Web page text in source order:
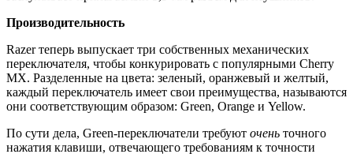
Производительность
Razer теперь выпускает три собственных механических
переключателя, чтобы конкурировать с популярными Cherry
MX. Разделенные на цвета: зеленый, оранжевый и желтый,
каждый переключатель имеет свои преимущества, называются
они соответствующим образом: Green, Orange и Yellow.
По сути дела, Green-переключатели требуют очень точного
нажатия клавиши, отвечающего требованиям к точности